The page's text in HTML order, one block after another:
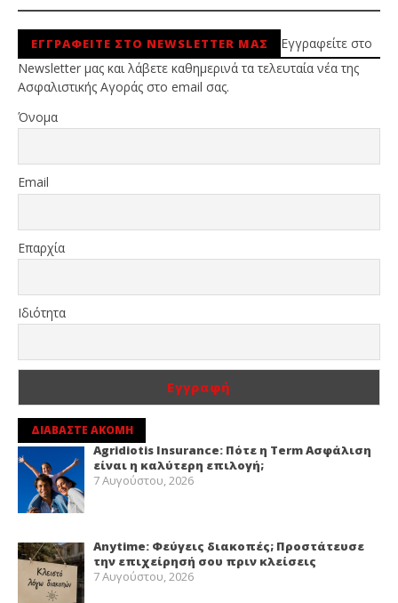
ΕΓΓΡΑΦΕΙΤΕ ΣΤΟ NEWSLETTER ΜΑΣ
Εγγραφείτε στο
Newsletter μας και λάβετε καθημερινά τα τελευταία νέα της
Ασφαλιστικής Αγοράς στο email σας.
Όνομα
Email
Επαρχία
Ιδιότητα
ΔΙΑΒΑΣΤΕ ΑΚΟΜΗ
Agridiotis Insurance: Πότε η Term Ασφάλιση
είναι η καλύτερη επιλογή;
7 Αυγούστου, 2026
Anytime: Φεύγεις διακοπές; Προστάτευσε
την επιχείρησή σου πριν κλείσεις
7 Αυγούστου, 2026